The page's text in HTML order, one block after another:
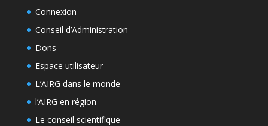
Connexion
Conseil d’Administration
Dons
Espace utilisateur
L’AIRG dans le monde
l’AIRG en région
Le conseil scientifique